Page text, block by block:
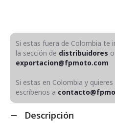
Si estas fuera de Colombia te
la sección de distribuidores
exportacion@fpmoto.com
Si estas en Colombia y
escríbenos a
Descripción